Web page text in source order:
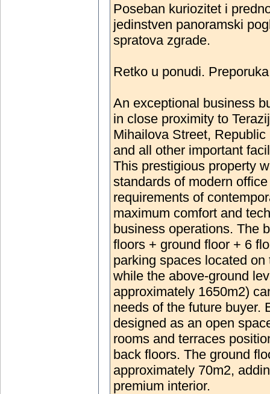
Poseban kuriozitet i
jedinstven panoramski
spratova zgrade.
Retko u ponudi.
An exceptional business
in close proximity to
Mihailova Street,
and all other important
This prestigious property
standards of modern
requirements of
maximum comfort and
business operations. The
floors + ground floor + 6
parking spaces located
while the above-ground
approximately 1650m2)
needs of the future buyer.
designed as an open
rooms and terraces
back floors. The ground
approximately 70m2,
premium interior.